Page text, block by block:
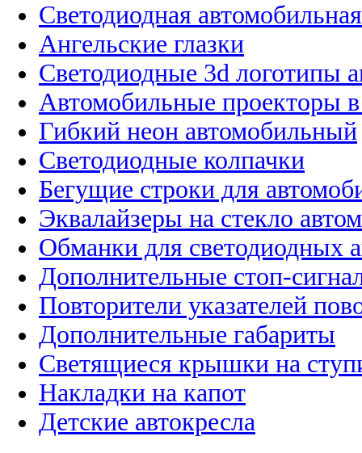
Светодиодная
Ангельские глазки
Светодиодные 3d логотипы
Автомобильные проекторы
Гибкий неон автомобильный
Светодиодные колпачки
Бегущие строки для
Эквалайзеры на стекло
Обманки для светодиодных
Дополнительные стоп-
Повторители указателей
Дополнительные габариты
Светящиеся крышки на
Накладки на капот
Детские автокресла